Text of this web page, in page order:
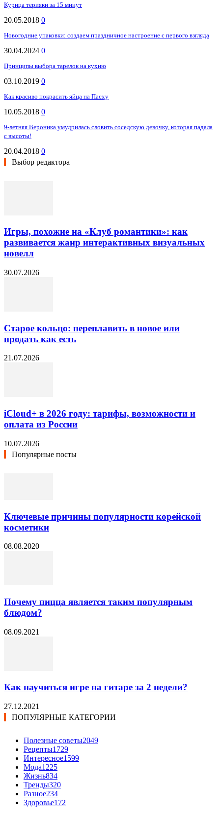
Курица терияки за 15 минут
20.05.2018 0
Новогодние упаковки: создаем праздничное настроение с первого взгляда
30.04.2024 0
Принципы выбора тарелок на кухню
03.10.2019 0
Как красиво покрасить яйца на Пасху
10.05.2018 0
9-летняя Вероника умудрилась словить соседскую девочку, которая падала
с высоты!
20.04.2018 0
Выбор редактора
Игры, похожие на «Клуб романтики»: как
развивается жанр интерактивных визуальных
новелл
30.07.2026
Старое кольцо: переплавить в новое или
продать как есть
21.07.2026
iCloud+ в 2026 году: тарифы, возможности и
оплата из России
10.07.2026
Популярные посты
Ключевые причины популярности корейской
косметики
08.08.2020
Почему пицца является таким популярным
блюдом?
08.09.2021
Как научиться игре на гитаре за 2 недели?
27.12.2021
ПОПУЛЯРНЫЕ КАТЕГОРИИ
Полезные советы2049
Рецепты1729
Интересное1599
Мода1225
Жизнь834
Тренды320
Разное234
Здоровье172